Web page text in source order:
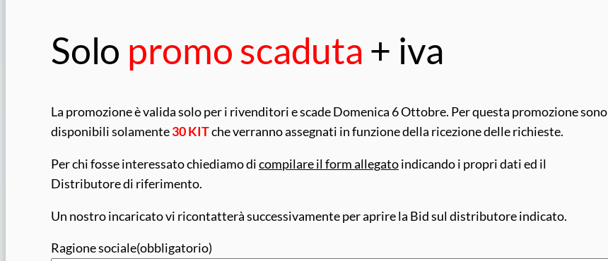
Solo promo scaduta + iva
La promozione è valida solo per i rivenditori e scade Domenica 6 Ottobre. Per questa promozione sono
disponibili solamente30 KITche verranno assegnati in funzione della ricezione delle richieste.
Per chi fosse interessato chiediamo dicompilare il form allegatoindicando i propri dati ed il
Distributore di riferimento.
Un nostro incaricato vi ricontatterà successivamente per aprire la Bid sul distributore indicato.
Ragione sociale(obbligatorio)